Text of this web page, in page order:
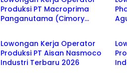
Produksi PT Macroprima
Panganutama (Cimory
SMA/SMK
Lowongan Kerja Operator
Produksi PT Aisan Nasmoco
Industri Terbaru 2026